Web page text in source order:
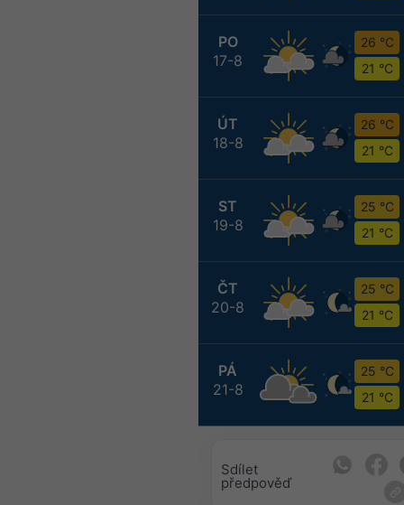
PO
17-8
26 °C
21 °C
ÚT
18-8
26 °C
21 °C
ST
19-8
25 °C
21 °C
ČT
20-8
25 °C
21 °C
PÁ
21-8
25 °C
21 °C
Sdílet
předpověď